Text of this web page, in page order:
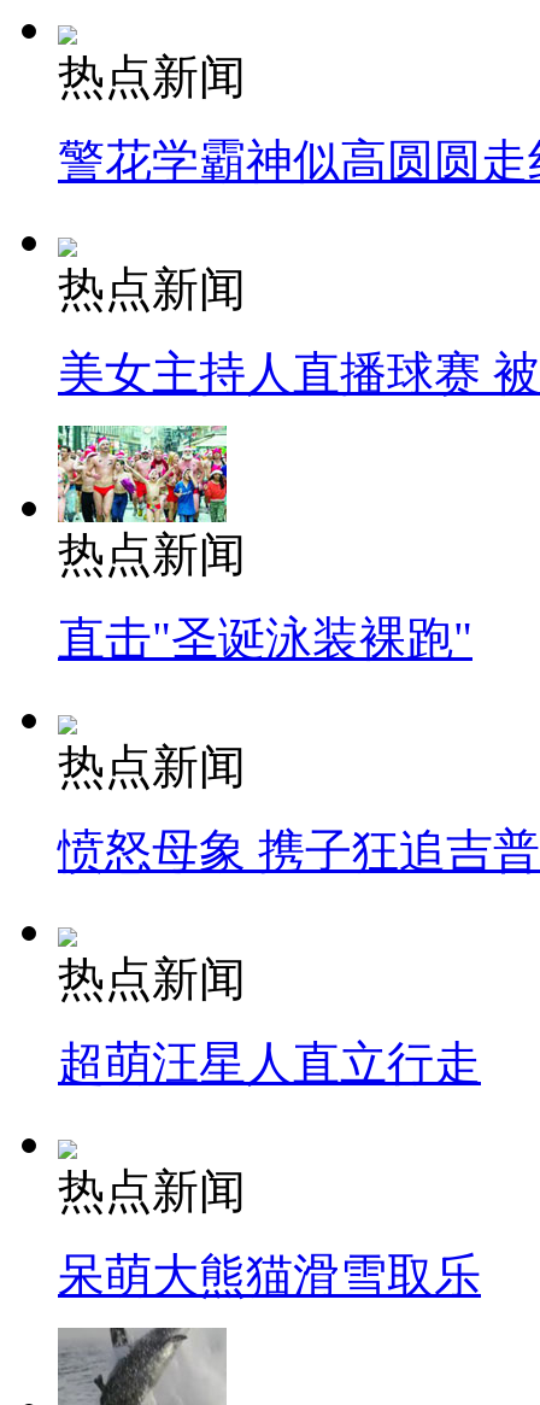
热点新闻
警花学霸神似高圆圆走
热点新闻
美女主持人直播球赛
热点新闻
直击"圣诞泳装裸跑"
热点新闻
愤怒母象 携子狂追吉
热点新闻
超萌汪星人直立行走
热点新闻
呆萌大熊猫滑雪取乐